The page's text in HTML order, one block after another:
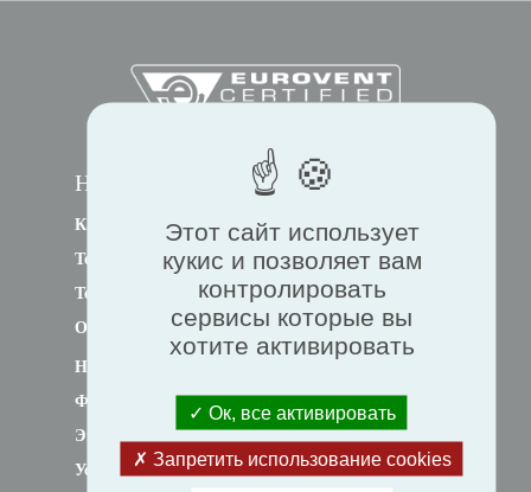
НАВИГАЦИЯ
Качество воздуха и вентиляция
Тепловой комфорт
Теловые насосы
Охлаждение
Нормативные документы
Финансовые стимулы
Энергосбережение
Устойчивое развитие
Этот сайт использует
кукис и позволяет вам
контролировать
сервисы которые вы
хотите активировать
Ок, все активировать
Запретить использование cookies